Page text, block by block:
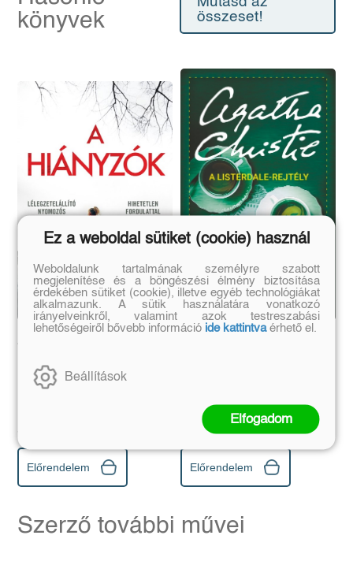
könyvek
összeset!
A hiányzók - Lottie
Előrendelem
Eredeti ár:
4 499 Ft
Kötött ár:
4 049 Ft
Előrendelem
Szerző további művei
Ez a weboldal sütiket (cookie) használ
Weboldalunk tartalmának személyre szabott
megjelenítése és a böngészési élmény biztosítása
érdekében sütiket (cookie), illetve egyéb technológiákat
alkalmazunk. A sütik használatára vonatkozó
irányelveinkről, valamint azok testreszabási
lehetőségeiről bővebb információ ide kattintvaérhető el.
Beállítások
Elfogadom